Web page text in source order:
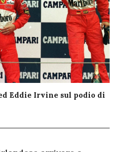
Eddie Irvine sul podio di